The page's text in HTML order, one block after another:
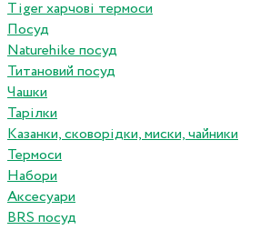
Tiger харчові термоси
Посуд
Naturehike посуд
Титановий посуд
Чашки
Тарілки
Казанки, сковорідки, миски, чайники
Термоси
Набори
Аксесуари
BRS посуд